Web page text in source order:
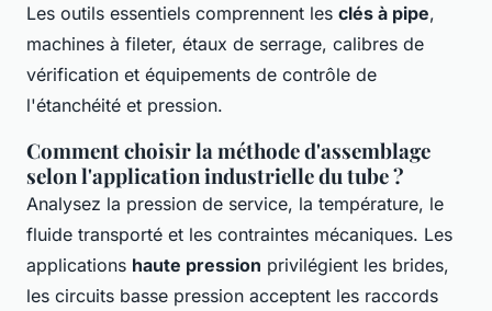
Les outils essentiels comprennent les clés à pipe,
machines à fileter, étaux de serrage, calibres de
vérification et équipements de contrôle de
l'étanchéité et pression.
Comment choisir la méthode d'assemblage
selon l'application industrielle du tube ?
Analysez la pression de service, la température, le
fluide transporté et les contraintes mécaniques. Les
applications haute pression privilégient les brides,
les circuits basse pression acceptent les raccords